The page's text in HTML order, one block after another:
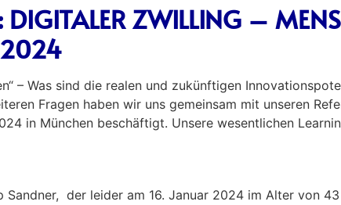
DIGITALER ZWILLING –
2024
– Was sind die realen und zukünftigen
Fragen haben wir uns gemeinsam mit unseren
in München beschäftigt. Unsere wesentlichen
Sandner, der leider am 16. Januar 2024 im Alter von